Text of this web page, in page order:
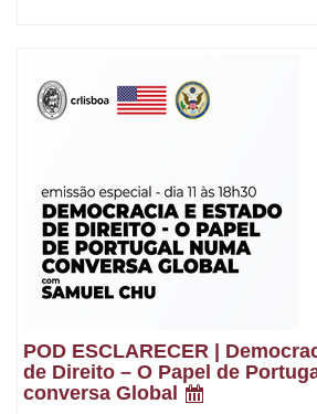
POD ESCLARECER |
de Direito – O Papel de
conversa Global